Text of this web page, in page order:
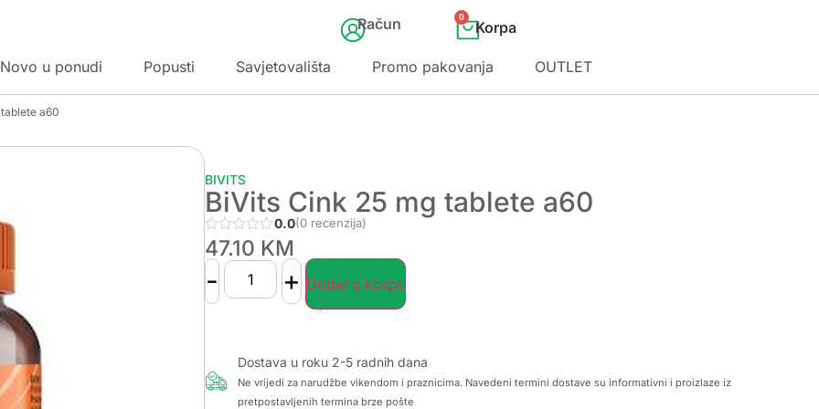
Račun 0
Novo u ponudi Popusti Savjetovališta Promo pakovanja OUTLET
a60
BIVITS
BiVits Cink 25 mg tablete a60
0.0(0 recenzija)
47.10 KM
- + Dodaj u korpu
Dostava u roku 2-5 radnih dana
Ne vrijedi za narudžbe vikendom i praznicima. Navedeni termini dostave su informativni i proizlaze iz
pretpostavljenih termina brze pošte